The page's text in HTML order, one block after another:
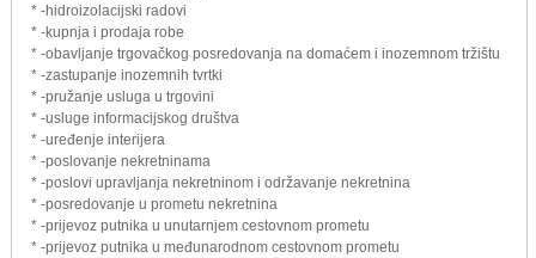
* -hidroizolacijski radovi
* -kupnja i prodaja robe
* -obavljanje trgovačkog posredovanja na domaćem i inozemnom tržištu
* -zastupanje inozemnih tvrtki
* -pružanje usluga u trgovini
* -usluge informacijskog društva
* -uređenje interijera
* -poslovanje nekretninama
* -poslovi upravljanja nekretninom i održavanje nekretnina
* -posredovanje u prometu nekretnina
* -prijevoz putnika u unutarnjem cestovnom prometu
* -prijevoz putnika u međunarodnom cestovnom prometu